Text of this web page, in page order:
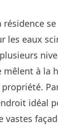
résidence
les eaux
mêlent à la
propriété.
idéal
vastes